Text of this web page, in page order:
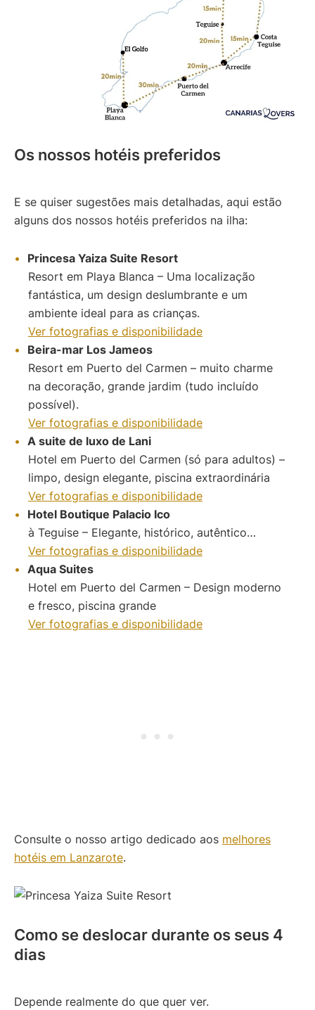
Os nossos hotéis preferidos
E se quiser sugestões mais detalhadas, aqui estão
alguns dos nossos hotéis preferidos na ilha:
Princesa Yaiza Suite Resort
Resort em Playa Blanca – Uma localização
fantástica, um design deslumbrante e um
ambiente ideal para as crianças.
Ver fotografias e disponibilidade
Beira-mar Los Jameos
Resort em Puerto del Carmen – muito charme
na decoração, grande jardim (tudo incluído
possível).
Ver fotografias e disponibilidade
A suite de luxo de Lani
Hotel em Puerto del Carmen (só para adultos) –
limpo, design elegante, piscina extraordinária
Ver fotografias e disponibilidade
Hotel Boutique Palacio Ico
à Teguise – Elegante, histórico, autêntico…
Ver fotografias e disponibilidade
Aqua Suites
Hotel em Puerto del Carmen – Design moderno
e fresco, piscina grande
Ver fotografias e disponibilidade
Consulte o nosso artigo dedicado aos melhores
hotéis em Lanzarote.
Como se deslocar durante os seus 4
dias
Depende realmente do que quer ver.